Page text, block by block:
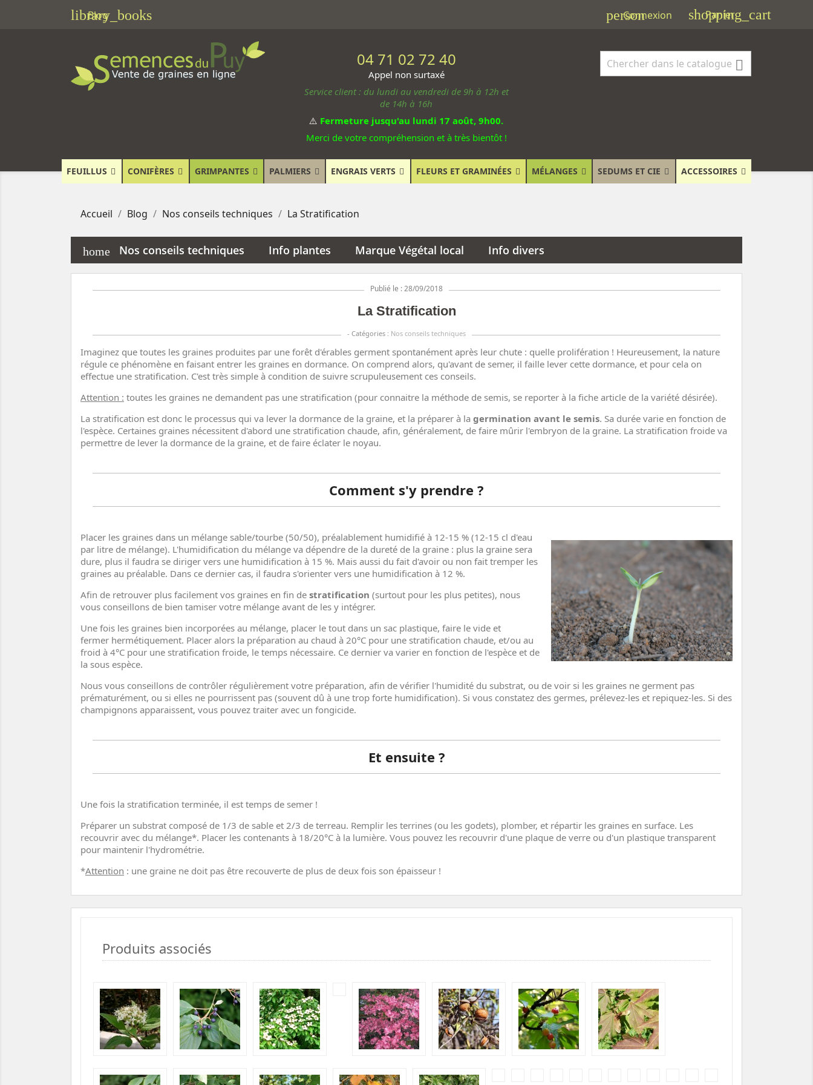
library_books
Blog person
Connexion shopping_cart
Panier
04 71 02 72 40
Appel non surtaxé
Service client : du lundi au vendredi de 9h à 12h et
de 14h à 16h
⚠️ Fermeture jusqu'au lundi 17 août, 9h00.
Merci de votre compréhension et à très bientôt !

FEUILLUS CONIFÈRES GRIMPANTES PALMIERS ENGRAIS VERTS FLEURS ET GRAMINÉES MÉLANGES SEDUMS ET CIE ACCESSOIRES
Accueil Blog Nos conseils techniques La Stratification
home Nos conseils techniques Info plantes Marque Végétal local Info divers
Publié le : 28/09/2018
La Stratification
- Catégories : Nos conseils techniques
Imaginez que toutes les graines produites par une forêt d'érables germent spontanément après leur chute : quelle prolifération ! Heureusement, la nature
régule ce phénomène en faisant entrer les graines en dormance. On comprend alors, qu'avant de semer, il faille lever cette dormance, et pour cela on
effectue une stratification. C'est très simple à condition de suivre scrupuleusement ces conseils.
Attention : toutes les graines ne demandent pas une stratification (pour connaitre la méthode de semis, se reporter à la fiche article de la variété désirée).
La stratification est donc le processus qui va lever la dormance de la graine, et la préparer à la germination avant le semis. Sa durée varie en fonction de
l'espèce. Certaines graines nécessitent d'abord une stratification chaude, afin, généralement, de faire mûrir l'embryon de la graine. La stratification froide va
permettre de lever la dormance de la graine, et de faire éclater le noyau.
Comment s'y prendre ?
Placer les graines dans un mélange sable/tourbe (50/50), préalablement humidifié à 12-15 % (12-15 cl d'eau
par litre de mélange). L'humidification du mélange va dépendre de la dureté de la graine : plus la graine sera
dure, plus il faudra se diriger vers une humidification à 15 %. Mais aussi du fait d'avoir ou non fait tremper les
graines au préalable. Dans ce dernier cas, il faudra s'orienter vers une humidification à 12 %.
Afin de retrouver plus facilement vos graines en fin de stratification (surtout pour les plus petites), nous
vous conseillons de bien tamiser votre mélange avant de les y intégrer.
Une fois les graines bien incorporées au mélange, placer le tout dans un sac plastique, faire le vide et
fermer hermétiquement. Placer alors la préparation au chaud à 20°C pour une stratification chaude, et/ou au
froid à 4°C pour une stratification froide, le temps nécessaire. Ce dernier va varier en fonction de l'espèce et de
la sous espèce.
Nous vous conseillons de contrôler régulièrement votre préparation, afin de vérifier l'humidité du substrat, ou de voir si les graines ne germent pas
prématurément, ou si elles ne pourrissent pas (souvent dû à une trop forte humidification). Si vous constatez des germes, prélevez-les et repiquez-les. Si des
champignons apparaissent, vous pouvez traiter avec un fongicide.
Et ensuite ?
Une fois la stratification terminée, il est temps de semer !
Préparer un substrat composé de 1/3 de sable et 2/3 de terreau. Remplir les terrines (ou les godets), plomber, et répartir les graines en surface. Les
recouvrir avec du mélange*. Placer les contenants à 18/20°C à la lumière. Vous pouvez les recouvrir d'une plaque de verre ou d'un plastique transparent
pour maintenir l'hydrométrie.
*Attention : une graine ne doit pas être recouverte de plus de deux fois son épaisseur !
Produits associés